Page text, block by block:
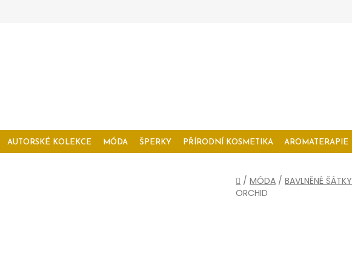
AUTORSKÉ KOLEKCE MÓDA ŠPERKY PŘÍRODNÍ KOSMETIKA AROMATERAPIE
Domů
/ MÓDA / BAVLNĚNÉ ŠÁTKY
ORCHID